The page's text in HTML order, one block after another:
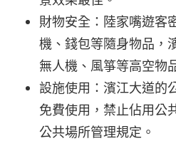
財物安全：陸家嘴遊客
機、錢包等隨身物品，
無人機、風箏等高空物
設施使用：濱江大道的
免費使用，禁止佔用公
公共場所管理規定。